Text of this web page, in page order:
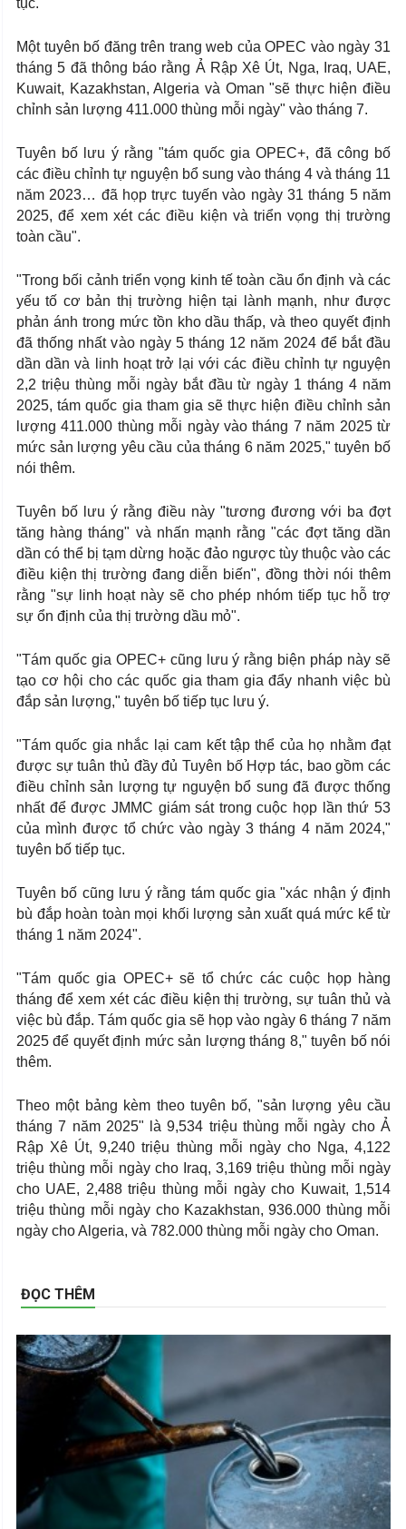
Một tuyên bố đăng trên trang web của OPEC vào ngày 31
tháng 5 đã thông báo rằng Ả Rập Xê Út, Nga, Iraq, UAE,
Kuwait, Kazakhstan, Algeria và Oman "sẽ thực hiện điều
chỉnh sản lượng 411.000 thùng mỗi ngày" vào tháng 7.
Tuyên bố lưu ý rằng "tám quốc gia OPEC+, đã công bố
các điều chỉnh tự nguyện bổ sung vào tháng 4 và tháng 11
năm 2023… đã họp trực tuyến vào ngày 31 tháng 5 năm
2025, để xem xét các điều kiện và triển vọng thị trường
toàn cầu".
"Trong bối cảnh triển vọng kinh tế toàn cầu ổn định và các
yếu tố cơ bản thị trường hiện tại lành mạnh, như được
phản ánh trong mức tồn kho dầu thấp, và theo quyết định
đã thống nhất vào ngày 5 tháng 12 năm 2024 để bắt đầu
dần dần và linh hoạt trở lại với các điều chỉnh tự nguyện
2,2 triệu thùng mỗi ngày bắt đầu từ ngày 1 tháng 4 năm
2025, tám quốc gia tham gia sẽ thực hiện điều chỉnh sản
lượng 411.000 thùng mỗi ngày vào tháng 7 năm 2025 từ
mức sản lượng yêu cầu của tháng 6 năm 2025," tuyên bố
nói thêm.
Tuyên bố lưu ý rằng điều này "tương đương với ba đợt
tăng hàng tháng" và nhấn mạnh rằng "các đợt tăng dần
dần có thể bị tạm dừng hoặc đảo ngược tùy thuộc vào các
điều kiện thị trường đang diễn biến", đồng thời nói thêm
rằng "sự linh hoạt này sẽ cho phép nhóm tiếp tục hỗ trợ
sự ổn định của thị trường dầu mỏ".
"Tám quốc gia OPEC+ cũng lưu ý rằng biện pháp này sẽ
tạo cơ hội cho các quốc gia tham gia đẩy nhanh việc bù
đắp sản lượng," tuyên bố tiếp tục lưu ý.
"Tám quốc gia nhắc lại cam kết tập thể của họ nhằm đạt
được sự tuân thủ đầy đủ Tuyên bố Hợp tác, bao gồm các
điều chỉnh sản lượng tự nguyện bổ sung đã được thống
nhất để được JMMC giám sát trong cuộc họp lần thứ 53
của mình được tổ chức vào ngày 3 tháng 4 năm 2024,"
tuyên bố tiếp tục.
Tuyên bố cũng lưu ý rằng tám quốc gia "xác nhận ý định
bù đắp hoàn toàn mọi khối lượng sản xuất quá mức kể từ
tháng 1 năm 2024".
"Tám quốc gia OPEC+ sẽ tổ chức các cuộc họp hàng
tháng để xem xét các điều kiện thị trường, sự tuân thủ và
việc bù đắp. Tám quốc gia sẽ họp vào ngày 6 tháng 7 năm
2025 để quyết định mức sản lượng tháng 8," tuyên bố nói
thêm.
Theo một bảng kèm theo tuyên bố, "sản lượng yêu cầu
tháng 7 năm 2025" là 9,534 triệu thùng mỗi ngày cho Ả
Rập Xê Út, 9,240 triệu thùng mỗi ngày cho Nga, 4,122
triệu thùng mỗi ngày cho Iraq, 3,169 triệu thùng mỗi ngày
cho UAE, 2,488 triệu thùng mỗi ngày cho Kuwait, 1,514
triệu thùng mỗi ngày cho Kazakhstan, 936.000 thùng mỗi
ngày cho Algeria, và 782.000 thùng mỗi ngày cho Oman.
ĐỌC THÊM